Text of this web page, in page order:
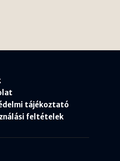
tájékoztató
feltételek